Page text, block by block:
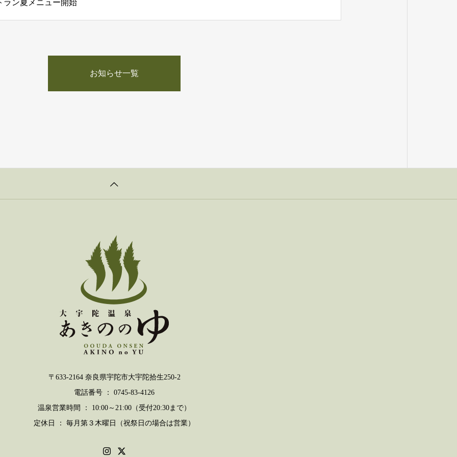
ン夏メニュー開始
お知らせ一覧
〒633-2164 奈良県宇陀市大宇陀拾生250-2
電話番号 ： 0745-83-4126
温泉営業時間 ： 10:00～21:00（受付20:30まで）
定休日 ： 毎月第３木曜日（祝祭日の場合は営業）